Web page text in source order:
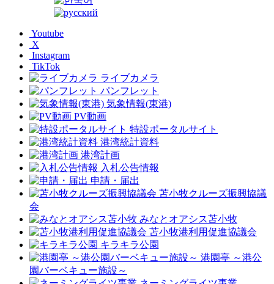
Youtube
X
Instagram
TikTok
ライブカメラ
パンフレット
気象情報(東港)
PV動画
特設ポータルサイト
港湾統計資料
港湾計画
入札公告情報
申請・届出
苫小牧クルーズ振興協議
会
みなとオアシス苫小牧
苫小牧港利用促進協議会
キラキラ公園
港園亭 ～港公
園バーベキュー施設～